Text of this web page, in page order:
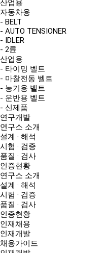
산업용
자동차용
- BELT
- AUTO TENSIONER
- IDLER
- 2륜
산업용
- 타이밍 벨트
- 마찰전동 벨트
- 농기용 벨트
- 운반용 벨트
- 신제품
연구개발
연구소 소개
설계 · 해석
시험 · 검증
품질 · 검사
인증현황
연구소 소개
설계 · 해석
시험 · 검증
품질 · 검사
인증현황
인재채용
인재개발
채용가이드